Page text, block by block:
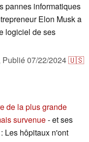
pannes informatiques
Elon Musk a
logiciel de ses
Publié07/22/2024🇺🇸
de la plus grande
survenue- et ses
Les hôpitaux n'ont